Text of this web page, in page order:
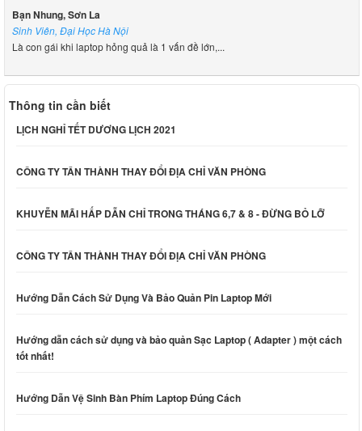
Bạn Nhung, Sơn La
Sinh Viên, Đại Học Hà Nội
Là con gái khi laptop hỏng quả là 1 vấn đề lớn,...
Thông tin cần biết
LỊCH NGHỈ TẾT DƯƠNG LỊCH 2021
CÔNG TY TÂN THÀNH THAY ĐỔI ĐỊA CHỈ VĂN PHÒNG
KHUYỄN MÃI HẤP DẪN CHỈ TRONG THÁNG 6,7 & 8 - ĐỪNG BỎ LỠ
CÔNG TY TÂN THÀNH THAY ĐỔI ĐỊA CHỈ VĂN PHÒNG
Hướng Dẫn Cách Sử Dụng Và Bảo Quản Pin Laptop Mới
Hướng dẫn cách sử dụng và bảo quản Sạc Laptop ( Adapter ) một cách
tốt nhất!
Hướng Dẫn Vệ Sinh Bàn Phím Laptop Đúng Cách